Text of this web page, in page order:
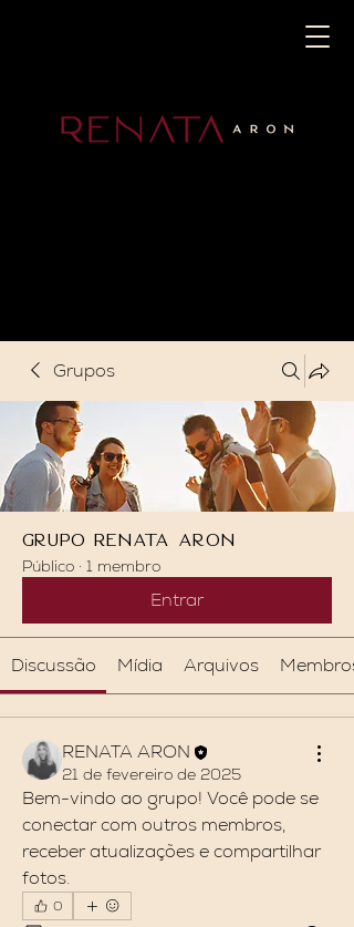
Grupos
Grupo Renata Aron
Público · 1 membro
Entrar
Discussão Mídia Arquivos Membros
RENATA ARON
21 de fevereiro de 2025
Bem-vindo ao grupo! Você pode se
conectar com outros membros,
receber atualizações e compartilhar
fotos.
0